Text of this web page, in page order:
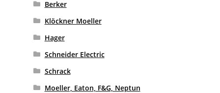
Berker
Klöckner Moeller
Hager
Schneider Electric
Schrack
Moeller, Eaton, F&G, Neptun